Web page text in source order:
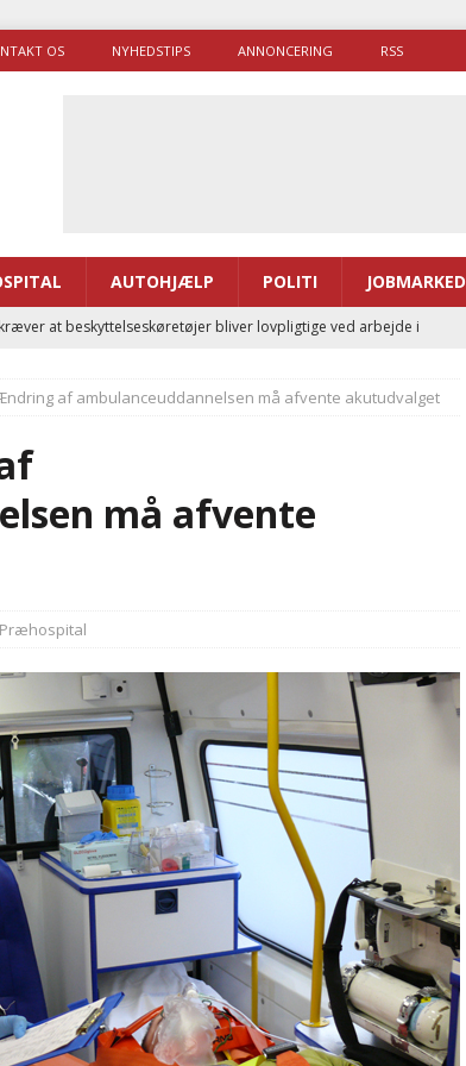
OS NYHEDSTIPS ANNONCERING RSS
AUTOHJÆLP POLITI JOBMARKED
at beskyttelseskøretøjer bliver lovpligtige ved arbejde i
gennemsnitlige responstid steg med 9 sekunder i 2025
Udløb af sygetransporttilladelser kan sende 400.000 kørsler over
af ambulanceuddannelsen må afvente akutudvalget
må afvente
Præhospital